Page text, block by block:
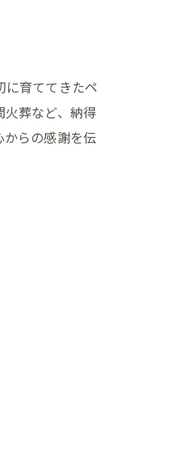
に育ててきたペ
葬など、納得
らの感謝を伝